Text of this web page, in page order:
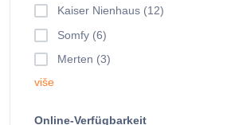
Kaiser Nienhaus (12)
Somfy (6)
Merten (3)
više
Online-Verfügbarkeit